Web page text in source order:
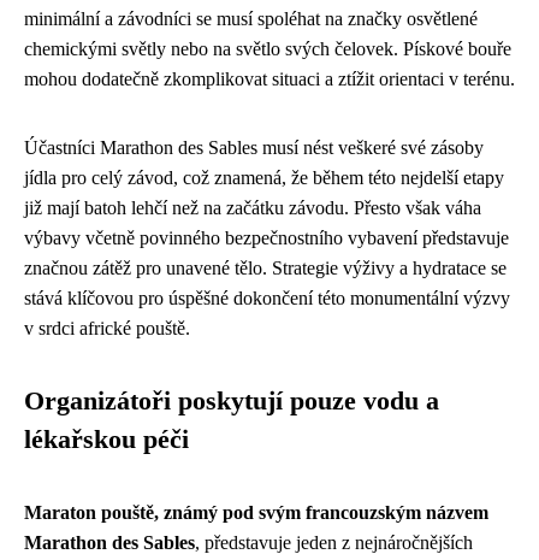
minimální a závodníci se musí spoléhat na značky osvětlené
chemickými světly nebo na světlo svých čelovek. Pískové bouře
mohou dodatečně zkomplikovat situaci a ztížit orientaci v terénu.
Účastníci Marathon des Sables musí nést veškeré své zásoby
jídla pro celý závod, což znamená, že během této nejdelší etapy
již mají batoh lehčí než na začátku závodu. Přesto však váha
výbavy včetně povinného bezpečnostního vybavení představuje
značnou zátěž pro unavené tělo. Strategie výživy a hydratace se
stává klíčovou pro úspěšné dokončení této monumentální výzvy
v srdci africké pouště.
Organizátoři poskytují pouze vodu a
lékařskou péči
Maraton pouště, známý pod svým francouzským názvem
Marathon des Sables, představuje jeden z nejnáročnějších